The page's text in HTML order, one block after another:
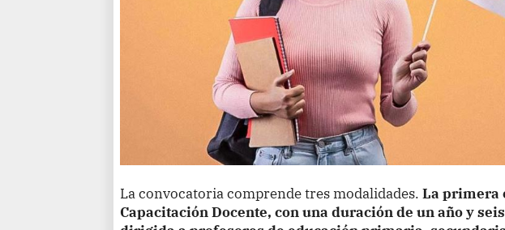
La convocatoria comprende tres modalidades.La primera
Capacitación Docente, con una duración de un año y